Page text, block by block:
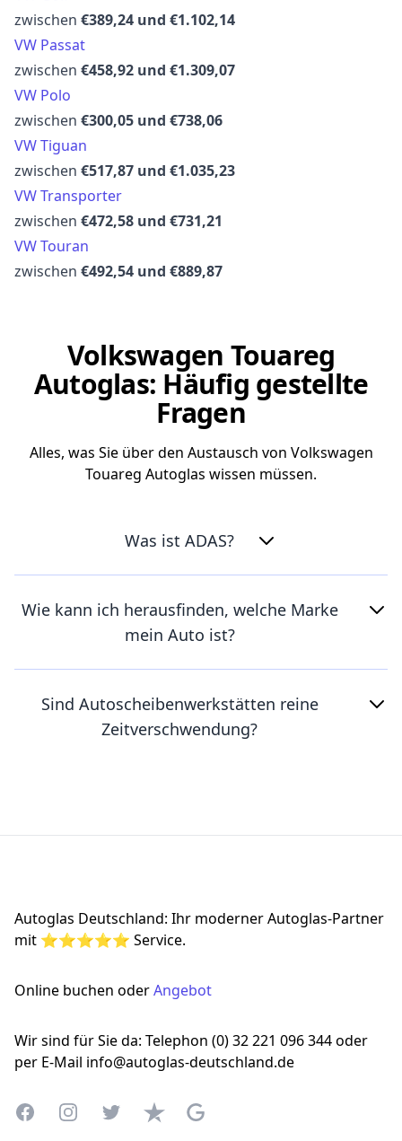
zwischen €389,24 und €1.102,14
VW Passat
zwischen €458,92 und €1.309,07
VW Polo
zwischen €300,05 und €738,06
VW Tiguan
zwischen €517,87 und €1.035,23
VW Transporter
zwischen €472,58 und €731,21
VW Touran
zwischen €492,54 und €889,87
Volkswagen Touareg
Autoglas: Häufig gestellte
Fragen
Alles, was Sie über den Austausch von Volkswagen
Touareg Autoglas wissen müssen.
Was ist ADAS?
Wie kann ich herausfinden, welche Marke
mein Auto ist?
Sind Autoscheibenwerkstätten reine
Zeitverschwendung?
Autoglas Deutschland: Ihr moderner Autoglas-Partner
mit ⭐⭐⭐⭐⭐ Service.
Online buchen oderAngebot
Wir sind für Sie da: Telephon (0) 32 221 096 344 oder
per E-Mail info@autoglas-deutschland.de
FacebookInstagramTwitterTrustpilotGoogle Business Profile